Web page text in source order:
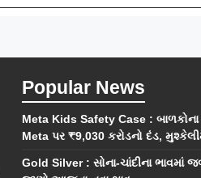
Popular News
Meta Kids Safety Case :
Meta પર ₹9,030 કરોડનો દંડ,
Gold Silver : સોના-ચાંદીના ભાવમાં